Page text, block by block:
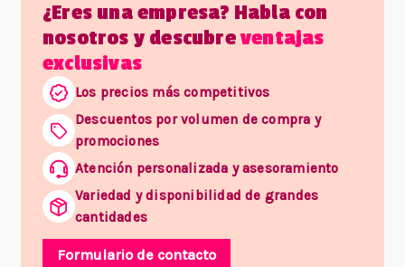
¿Eres una empresa? Habla con
nosotros y descubreventajas
exclusivas
Los precios más competitivos
Descuentos por volumen de compra y
promociones
Atención personalizada y asesoramiento
Variedad y disponibilidad de grandes
cantidades
Formulario de contacto